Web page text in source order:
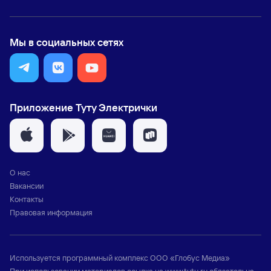
Мы в социальных сетях
Приложение Туту Электрички
О нас
Вакансии
Контакты
Правовая информация
Используется программный комплексООО «Глобус Медиа»